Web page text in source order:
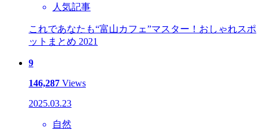
人気記事
これであなたも“富山カフェ”マスター！おしゃれスポ
ットまとめ 2021
9
146,287 Views
2025.03.23
自然